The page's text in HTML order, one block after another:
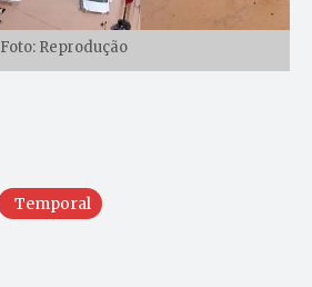
Foto: Reprodução
Temporal